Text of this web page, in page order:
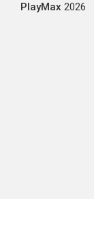
PlayMax 2026